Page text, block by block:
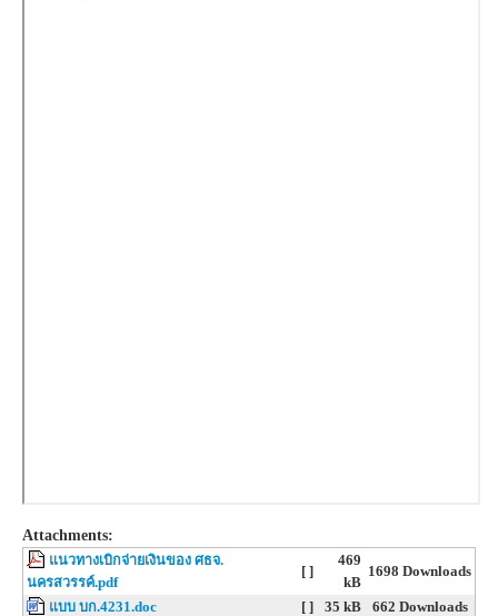
Attachments:
แนวทางเบิกจ่ายเงินของ ศธจ.
นครสวรรค์.pdf
[ ]
469
kB
1698 Downloads
แบบ บก.4231.doc [ ] 35 kB 662 Downloads